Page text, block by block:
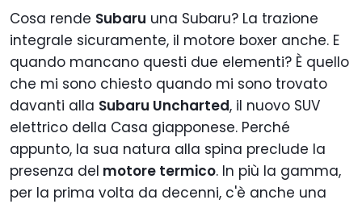
Cosa rende Subaru una Subaru? La trazione
integrale sicuramente, il motore boxer anche. E
quando mancano questi due elementi? È quello
che mi sono chiesto quando mi sono trovato
davanti alla Subaru Uncharted, il nuovo SUV
elettrico della Casa giapponese. Perché
appunto, la sua natura alla spina preclude la
presenza del motore termico. In più la gamma,
per la prima volta da decenni, c'è anche una